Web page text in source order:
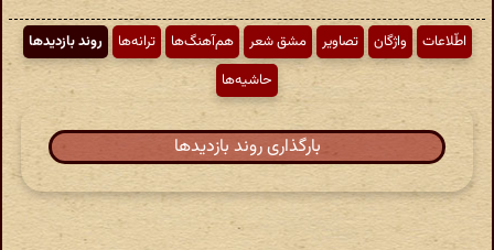
اطّلاعات واژگان تصاویر مشق شعر هم‌آهنگ‌ها ترانه‌ها
روند بازدیدها
حاشیه‌ها
بارگذاری روند بازدیدها